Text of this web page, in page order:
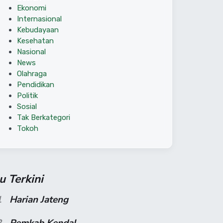
Ekonomi
Internasional
Kebudayaan
Kesehatan
Nasional
News
Olahraga
Pendidikan
Politik
Sosial
Tak Berkategori
Tokoh
Terkini
Harian Jateng